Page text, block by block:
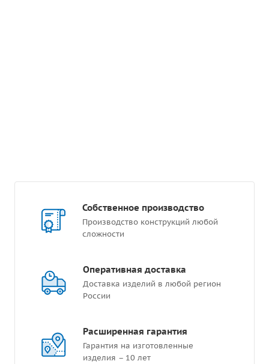
Собственное производство
Производство конструкций любой
сложности
Оперативная доставка
Доставка изделий в любой регион
России
Расширенная гарантия
Гарантия на изготовленные
изделия – 10 лет